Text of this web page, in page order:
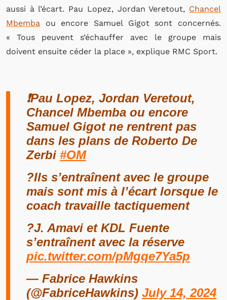
aussi à l’écart. Pau Lopez, Jordan Veretout, Chancel
Mbemba ou encore Samuel Gigot sont concernés.
« Tous peuvent s’échauffer avec le groupe mais
doivent ensuite céder la place », explique RMC Sport.
❗️Pau Lopez, Jordan Veretout,
Chancel Mbemba ou encore
Samuel Gigot ne rentrent pas
dans les plans de Roberto De
Zerbi #OM
?Ils s’entraînent avec le groupe
mais sont mis à l’écart lorsque le
coach travaille tactiquement
?J. Amavi et KDL Fuente
s’entraînent avec la réserve
pic.twitter.com/pMgqe7Ya5p
— Fabrice Hawkins
(@FabriceHawkins) July 14, 2024